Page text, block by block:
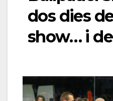
dos dies
show… i